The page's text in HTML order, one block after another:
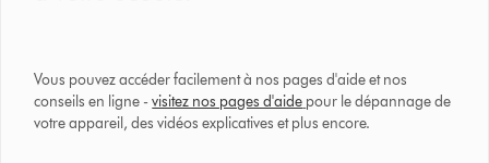
Vous pouvez accéder facilement à nos pages d'aide et nos
conseils en ligne -visitez nos pages d'aide pour le dépannage de
votre appareil, des vidéos explicatives et plus encore.